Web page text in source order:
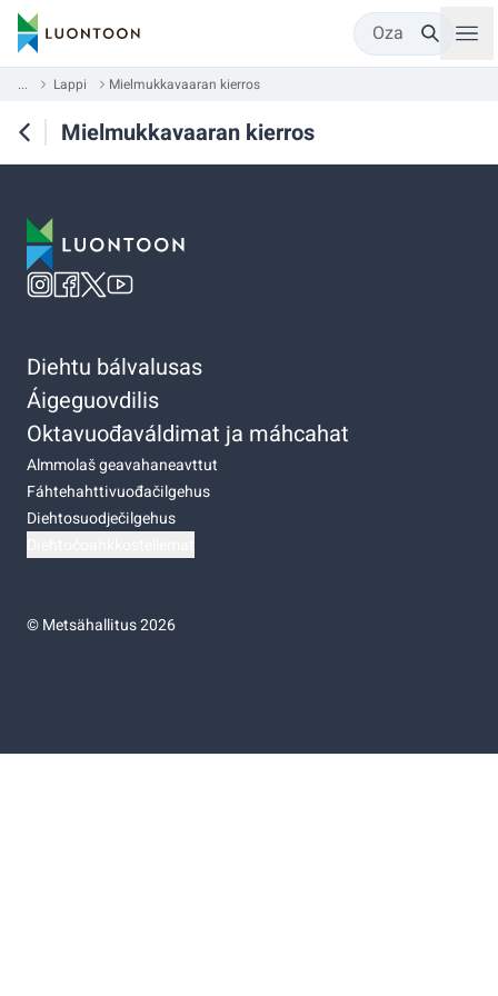
Oza
... Lappi Mielmukkavaaran kierros
Mielmukkavaaran kierros
Diehtu bálvalusas
Áigeguovdilis
Oktavuođaváldimat ja máhcahat
Almmolaš geavahaneavttut
Fáhtehahttivuođačilgehus
Diehtosuodječilgehus
©Metsähallitus 2026